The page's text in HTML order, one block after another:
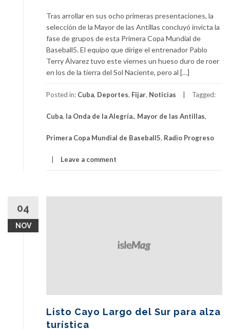
Tras arrollar en sus ocho primeras presentaciones, la
selección de la Mayor de las Antillas concluyó invicta la
fase de grupos de esta Primera Copa Mundial de
Baseball5. El equipo que dirige el entrenador Pablo
Terry Álvarez tuvo este viernes un hueso duro de roer
en los de la tierra del Sol Naciente, pero al […]
Posted in: Cuba, Deportes, Fijar, Noticias Tagged:
Cuba, la Onda de la Alegría., Mayor de las Antillas,
Primera Copa Mundial de Baseball5, Radio Progreso
Leave a comment
04
NOV
Listo Cayo Largo del Sur para alza
turística